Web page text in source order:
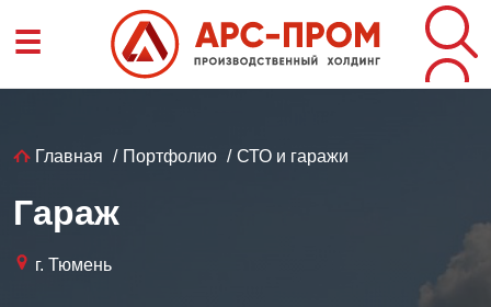
☰
Строка
навигации
Главная Портфолио СТО и гаражи
Гараж
г. Тюмень